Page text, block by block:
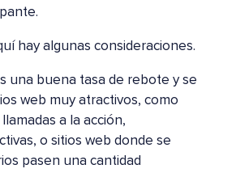
hay algunas consideraciones.
una buena tasa de rebote y se
web muy atractivos, como
a la acción,
o sitios web donde se
pasen una cantidad